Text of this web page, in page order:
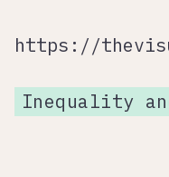
https://
Inequality